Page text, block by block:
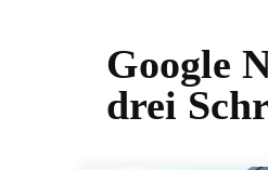
Google
drei